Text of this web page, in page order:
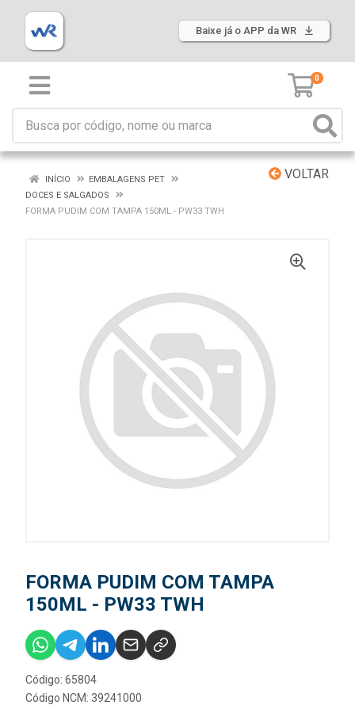
Baixe já o APP da WR
0
VOLTAR
INÍCIO
EMBALAGENS PET
DOCES E SALGADOS
FORMA PUDIM COM TAMPA 150ML - PW33 TWH
FORMA PUDIM COM TAMPA
150ML - PW33 TWH
Código: 65804
Código NCM: 39241000